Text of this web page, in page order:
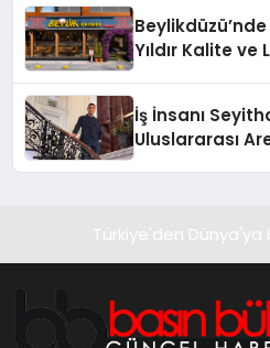
Yıldır Kalite
İş İnsanı
Uluslararası
Türkiye'den Dünya'ya